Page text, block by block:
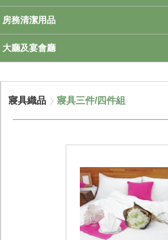
房務清潔用品
大廳及宴會廳
寢具織品 寢具三件/四件組